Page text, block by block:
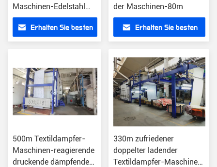
Maschinen-Edelstahl
316L
Erhalten Sie besten
der Maschinen-80m
Erhalten Sie besten
500m Textildampfer-
Maschinen-reagierende
druckende dämpfende
330m zufriedener
doppelter ladender
Textildampfer-Maschinen-